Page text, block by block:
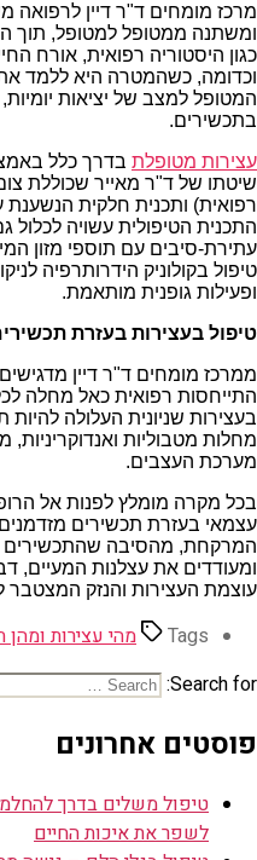
מרכז מומחים ד"ר דיין לרפואה
ומשתנה ממטופל למטופל, תוך
כגון היסטוריה רפואית, אורח
וכדומה, כשהמטרה היא ללמד
המטופל למצב של יציאות
בתכשירים.
עצירות מטופלת בדרך כלל
שיטתו של ד"ר מאייר שכוללת
רפואית) ותכנית חלקית הנשענת
התכנית הטיפולית עשויה לכלול
עתירת-סיבים עם תוספי מזון
טיפול בקולוניק הידרותרפיה
ופעילות גופנית מותאמת.
טיפול בעצירות בעזרת
ממרכז מומחים ד"ר דיין
התייחסות רפואית כאל מחלה לכל
בעצירות שניונית העלולה
מחלות מטבוליות
מערכת העצבים.
בכל מקרה מומלץ לפנות אל
עצמאי בעזרת תכשירים
המרקחת, מהסיבה שהתכשירים
ומעודדים את עצלנות המעיים,
עוצמת העצירות והנזק המצטבר
Tags
מהי עצירות ומהן
Search for:
פוסטים אחרונים
טיפול משלים בדרך
לשפר את איכות החיים